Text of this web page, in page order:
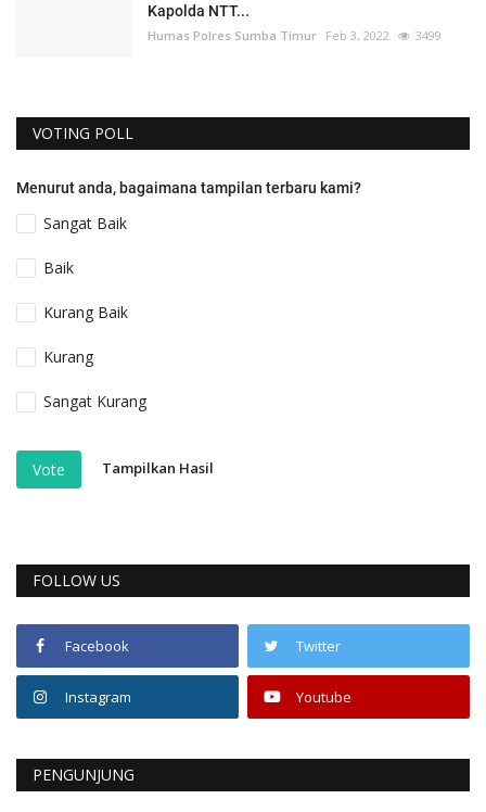
Kapolda NTT...
Humas Polres Sumba Timur Feb 3, 2022 3499
VOTING POLL
Menurut anda, bagaimana tampilan terbaru kami?
Sangat Baik
Baik
Kurang Baik
Kurang
Sangat Kurang
Vote Tampilkan Hasil
FOLLOW US
Facebook Twitter
Instagram Youtube
PENGUNJUNG